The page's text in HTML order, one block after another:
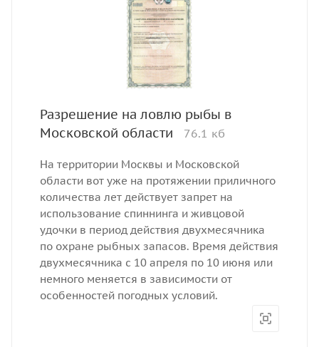
Разрешение на ловлю рыбы в
Московской области
76.1 кб
На территории Москвы и Московской
области вот уже на протяжении приличного
количества лет действует запрет на
использование спиннинга и живцовой
удочки в период действия двухмесячника
по охране рыбных запасов. Время действия
двухмесячника с 10 апреля по 10 июня или
немного меняется в зависимости от
особенностей погодных условий.